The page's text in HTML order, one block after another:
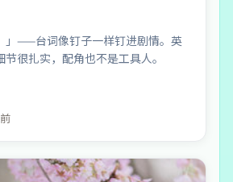
」——台词像钉子一样钉进剧情。英
很扎实，配角也不是工具人。